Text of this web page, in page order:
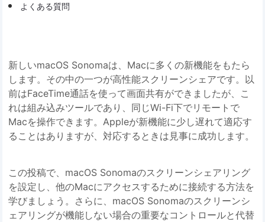
よくある質問
新しいmacOS Sonomaは、Macに多くの新機能をもたら
します。その中の一つが高性能スクリーンシェアです。以
前はFaceTime通話を使って画面共有ができましたが、こ
れは組み込みツールであり、同じWi-Fi下でリモートで
Macを操作できます。Appleが新機能に少し遅れて適応す
ることはありますが、対応するときは見事に成功します。
この投稿で、macOS Sonomaのスクリーンシェアリング
を設定し、他のMacにアクセスするために接続する方法を
学びましょう。さらに、macOS Sonomaのスクリーンシ
ェアリングが機能しない場合の重要なコントロールと代替